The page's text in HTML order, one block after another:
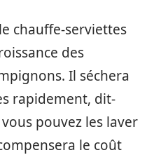
chauffe-serviettes
des
Il séchera
rapidement, dit-
pouvez les laver
le coût